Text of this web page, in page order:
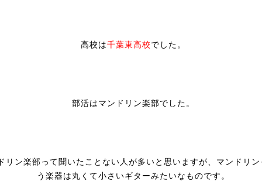
高校は千葉東高校でした。
部活はマンドリン楽部でした。
リン楽部って聞いたことない人が多いと思いますが、マンドリ
う楽器は丸くて小さいギターみたいなものです。